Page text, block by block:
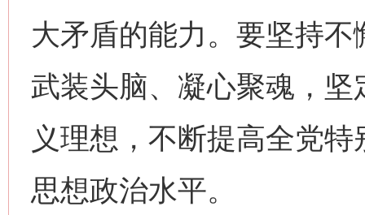
大矛盾的能力。要坚持
武装头脑、凝心聚魂，
义理想，不断提高全党
思想政治水平。